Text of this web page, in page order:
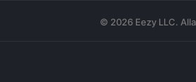
© 2026 Eezy LLC.